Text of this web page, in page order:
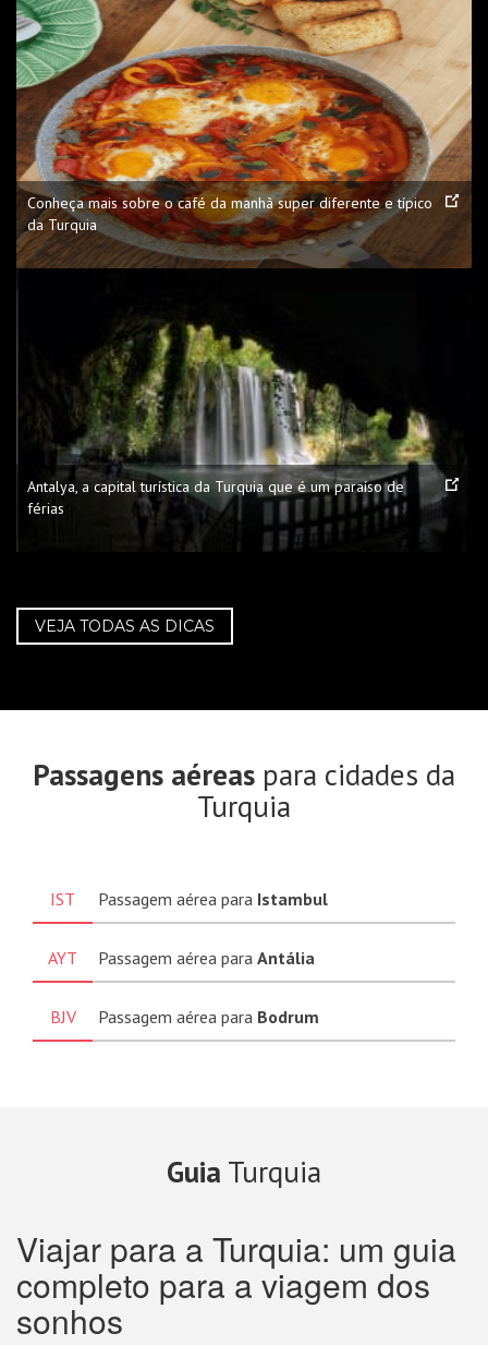
Conheça mais sobre o café da manhã super diferente e típico
da Turquia
Antalya, a capital turística da Turquia que é um paraíso de
férias
VEJA TODAS AS DICAS
Passagens aéreas para cidades da
Turquia
IST Passagem aérea para Istambul
AYT Passagem aérea para Antália
BJV Passagem aérea para Bodrum
Guia Turquia
Viajar para a Turquia: um guia
completo para a viagem dos
sonhos